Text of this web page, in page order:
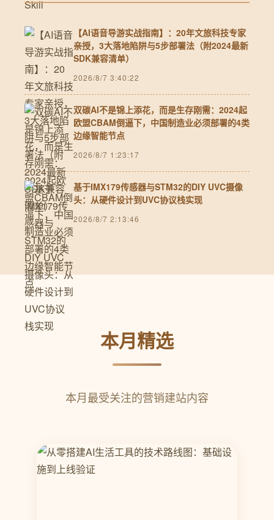
【AI语音导游实战指南】：20年文旅科技专家
亲授，3大落地陷阱与5步部署法（附2024最新
SDK兼容清单）
2026/8/7 3:40:22
双碳AI不是锦上添花，而是生存刚需：2024起
欧盟CBAM倒逼下，中国制造业必须部署的4类
边缘智能节点
2026/8/7 1:23:17
基于IMX179传感器与STM32的DIY UVC摄像
头：从硬件设计到UVC协议栈实现
2026/8/7 2:13:46
本月精选
本月最受关注的营销建站内容